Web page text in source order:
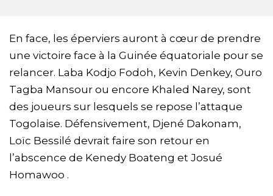
En face, les éperviers auront à cœur de prendre
une victoire face à la Guinée équatoriale pour se
relancer. Laba Kodjo Fodoh, Kevin Denkey, Ouro
Tagba Mansour ou encore Khaled Narey, sont
des joueurs sur lesquels se repose l’attaque
Togolaise. Défensivement, Djené Dakonam,
Loïc Bessilé devrait faire son retour en
l’abscence de Kenedy Boateng et Josué
Homawoo .